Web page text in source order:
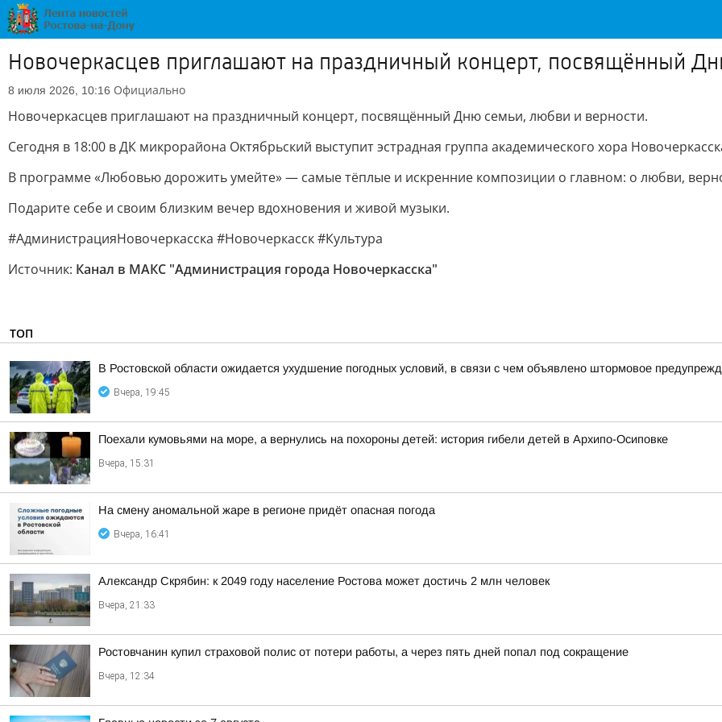
Новочеркасцев приглашают на праздничный концерт, посвящённый
8 июля 2026, 10:16 Официально
Новочеркасцев приглашают на праздничный концерт, посвящённый Дню семьи, любви и верности.
Сегодня в 18:00 в ДК микрорайона Октябрьский выступит эстрадная группа академического хора
В программе «Любовью дорожить умейте» — самые тёплые и искренние композиции о главном: о любви,
Подарите себе и своим близким вечер вдохновения и живой музыки.
#АдминистрацияНовочеркасска #Новочеркасск #Культура
Источник: Канал в МАКС "Администрация города Новочеркасска"
ТОП
В Ростовской области ожидается ухудшение погодных условий, в связи с чем объявлено штормовое
Вчера, 19:45
Поехали кумовьями на море, а вернулись на похороны детей: история гибели детей в Архипо-Осиповке
Вчера, 15:31
На смену аномальной жаре в регионе придёт опасная погода
Вчера, 16:41
Александр Скрябин: к 2049 году население Ростова может достичь 2 млн человек
Вчера, 21:33
Ростовчанин купил страховой полис от потери работы, а через пять дней попал под сокращение
Вчера, 12:34